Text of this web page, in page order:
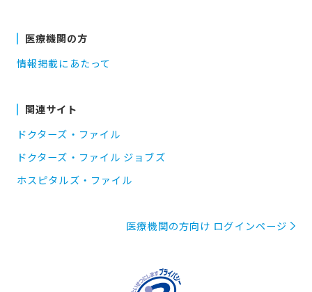
医療機関の方
情報掲載にあたって
関連サイト
ドクターズ・ファイル
ドクターズ・ファイル ジョブズ
ホスピタルズ・ファイル
医療機関の方向け ログインページ